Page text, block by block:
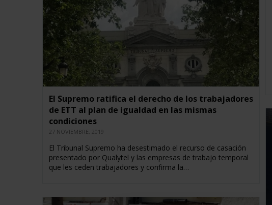
El Supremo ratifica el derecho de los trabajadores
de ETT al plan de igualdad en las mismas
condiciones
27 NOVIEMBRE, 2019
El Tribunal Supremo ha desestimado el recurso de casación
presentado por Qualytel y las empresas de trabajo temporal
que les ceden trabajadores y confirma la…